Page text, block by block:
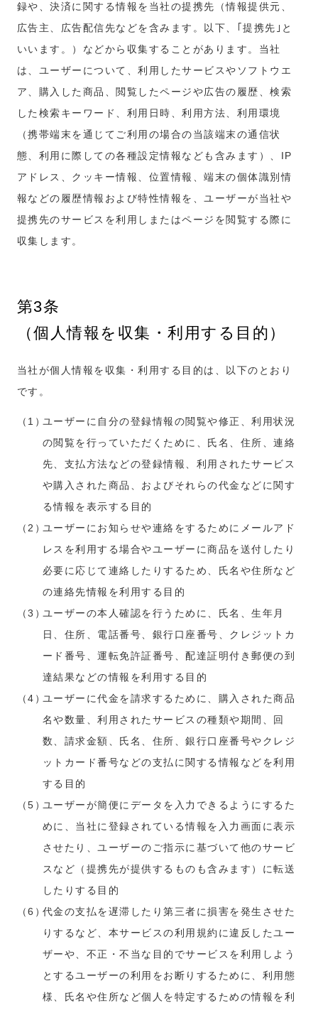
録や、決済に関する情報を当社の提携先（情報提供元、
広告主、広告配信先などを含みます。以下、｢提携先｣と
いいます。）などから収集することがあります。当社
は、ユーザーについて、利用したサービスやソフトウエ
ア、購入した商品、閲覧したページや広告の履歴、検索
した検索キーワード、利用日時、利用方法、利用環境
（携帯端末を通じてご利用の場合の当該端末の通信状
態、利用に際しての各種設定情報なども含みます）、IP
アドレス、クッキー情報、位置情報、端末の個体識別情
報などの履歴情報および特性情報を、ユーザーが当社や
提携先のサービスを利用しまたはページを閲覧する際に
収集します。
第3条
（個人情報を収集・利用する目的）
当社が個人情報を収集・利用する目的は、以下のとおり
です。
ユーザーに自分の登録情報の閲覧や修正、利用状況
の閲覧を行っていただくために、氏名、住所、連絡
先、支払方法などの登録情報、利用されたサービス
や購入された商品、およびそれらの代金などに関す
る情報を表示する目的
ユーザーにお知らせや連絡をするためにメールアド
レスを利用する場合やユーザーに商品を送付したり
必要に応じて連絡したりするため、氏名や住所など
の連絡先情報を利用する目的
ユーザーの本人確認を行うために、氏名、生年月
日、住所、電話番号、銀行口座番号、クレジットカ
ード番号、運転免許証番号、配達証明付き郵便の到
達結果などの情報を利用する目的
ユーザーに代金を請求するために、購入された商品
名や数量、利用されたサービスの種類や期間、回
数、請求金額、氏名、住所、銀行口座番号やクレジ
ットカード番号などの支払に関する情報などを利用
する目的
ユーザーが簡便にデータを入力できるようにするた
めに、当社に登録されている情報を入力画面に表示
させたり、ユーザーのご指示に基づいて他のサービ
スなど（提携先が提供するものも含みます）に転送
したりする目的
代金の支払を遅滞したり第三者に損害を発生させた
りするなど、本サービスの利用規約に違反したユー
ザーや、不正・不当な目的でサービスを利用しよう
とするユーザーの利用をお断りするために、利用態
様、氏名や住所など個人を特定するための情報を利